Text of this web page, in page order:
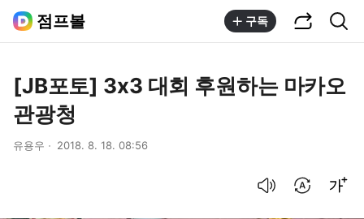
점프볼 구독
[JB포토] 3x3 대회 후원하는 마카오
관광청
유용우 2018. 8. 18. 08:56